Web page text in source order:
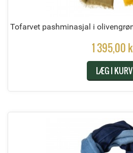
Tofarvet pashminasjal i
1 395,00
LÆG I KURV